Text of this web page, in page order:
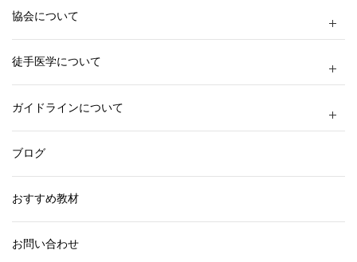
協会について
徒手医学について
ガイドラインについて
ブログ
おすすめ教材
お問い合わせ